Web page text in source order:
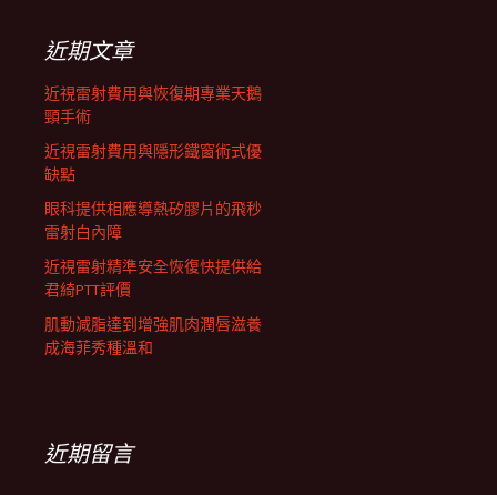
列近期文章
近視雷射費用與恢復期專業天鵝
頸手術
近視雷射費用與隱形鐵窗術式優
缺點
眼科提供相應導熱矽膠片的飛秒
雷射白內障
近視雷射精準安全恢復快提供給
君綺PTT評價
肌動減脂達到增強肌肉潤唇滋養
成海菲秀種溫和
近期留言